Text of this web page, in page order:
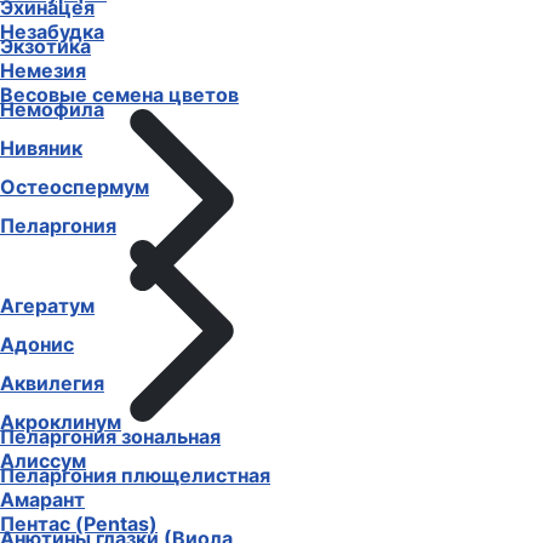
Незабудка
Немезия
Немофила
Нивяник
Остеоспермум
Пеларгония
Пеларгония зональная
Пеларгония плющелистная
Пентас (Pentas)
Эхинацея
Экзотика
Весовые семена цветов
Агератум
Адонис
Аквилегия
Акроклинум
Алиссум
Амарант
Анютины глазки (Виола